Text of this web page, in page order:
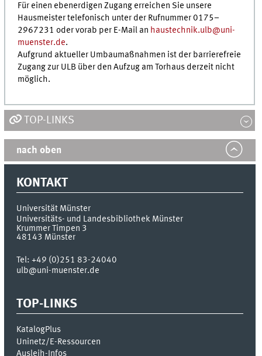
Für einen ebenerdigen Zugang erreichen Sie unsere
Hausmeister telefonisch unter der Rufnummer 0175–
2967231 oder vorab per E-Mail an haustechnik.ulb@uni-
muenster.de.
Aufgrund aktueller Umbaumaßnahmen ist der barrierefreie
Zugang zur ULB über den Aufzug am Torhaus derzeit nicht
möglich.
TOP-LINKS
nach oben
KONTAKT
Universität Münster
Universitäts- und Landesbibliothek Münster
Krummer Timpen 3
48143 Münster
Tel:+49 (0)251 83-24040
ulb@uni-muenster.de
TOP-LINKS
KatalogPlus
Uninetz/E-Ressourcen
Ausleih-Infos